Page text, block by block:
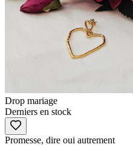
Drop mariage
Derniers en stock
Promesse, dire oui autrement